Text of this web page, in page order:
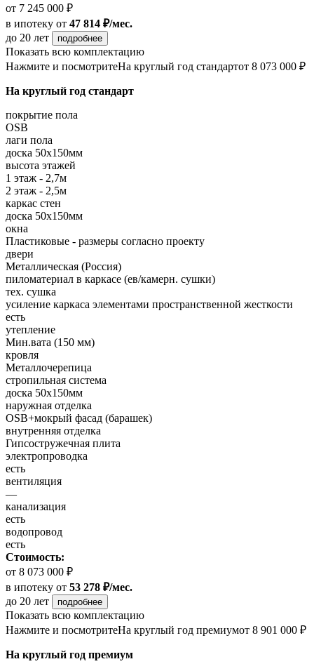
от 7 245 000 ₽
в ипотеку от 47 814 ₽/мес.
до 20 лет
подробнее
Показать всю комплектацию
Нажмите и посмотритеНа круглый год стандартот 8 073 000 ₽
На круглый год стандарт
покрытие пола
OSB
лаги пола
доска 50х150мм
высота этажей
1 этаж - 2,7м
2 этаж - 2,5м
каркас стен
доска 50х150мм
окна
Пластиковые - размеры согласно проекту
двери
Металлическая (Россия)
пиломатериал в каркасе (ев/камерн. сушки)
тех. сушка
усиление каркаса элементами пространственной жесткости
есть
утепление
Мин.вата (150 мм)
кровля
Металлочерепица
стропильная система
доска 50х150мм
наружная отделка
OSB+мокрый фасад (барашек)
внутренняя отделка
Гипсостружечная плита
электропроводка
есть
вентиляция
—
канализация
есть
водопровод
есть
Стоимость:
от 8 073 000 ₽
в ипотеку от 53 278 ₽/мес.
до 20 лет
подробнее
Показать всю комплектацию
Нажмите и посмотритеНа круглый год премиумот 8 901 000 ₽
На круглый год премиум